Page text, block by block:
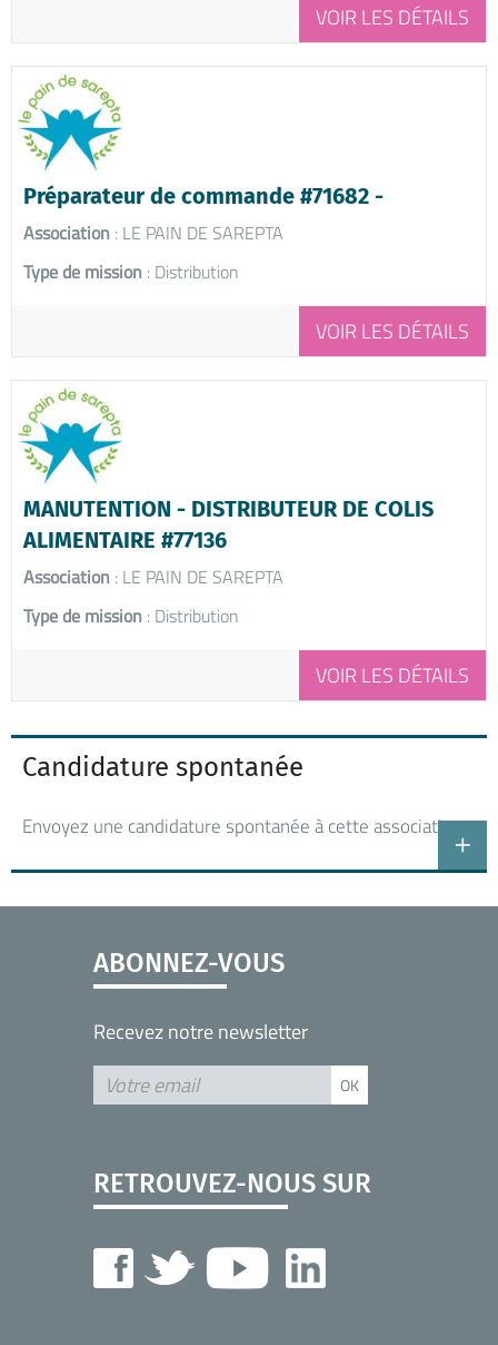
VOIR LES DÉTAILS
Préparateur de commande #71682 -
Association : LE PAIN DE SAREPTA
Type de mission : Distribution
VOIR LES DÉTAILS
MANUTENTION - DISTRIBUTEUR DE COLIS
ALIMENTAIRE #77136
Association : LE PAIN DE SAREPTA
Type de mission : Distribution
VOIR LES DÉTAILS
Candidature spontanée
Envoyez une candidature spontanée à cette association
ABONNEZ-VOUS
Recevez notre newsletter
RETROUVEZ-NOUS SUR